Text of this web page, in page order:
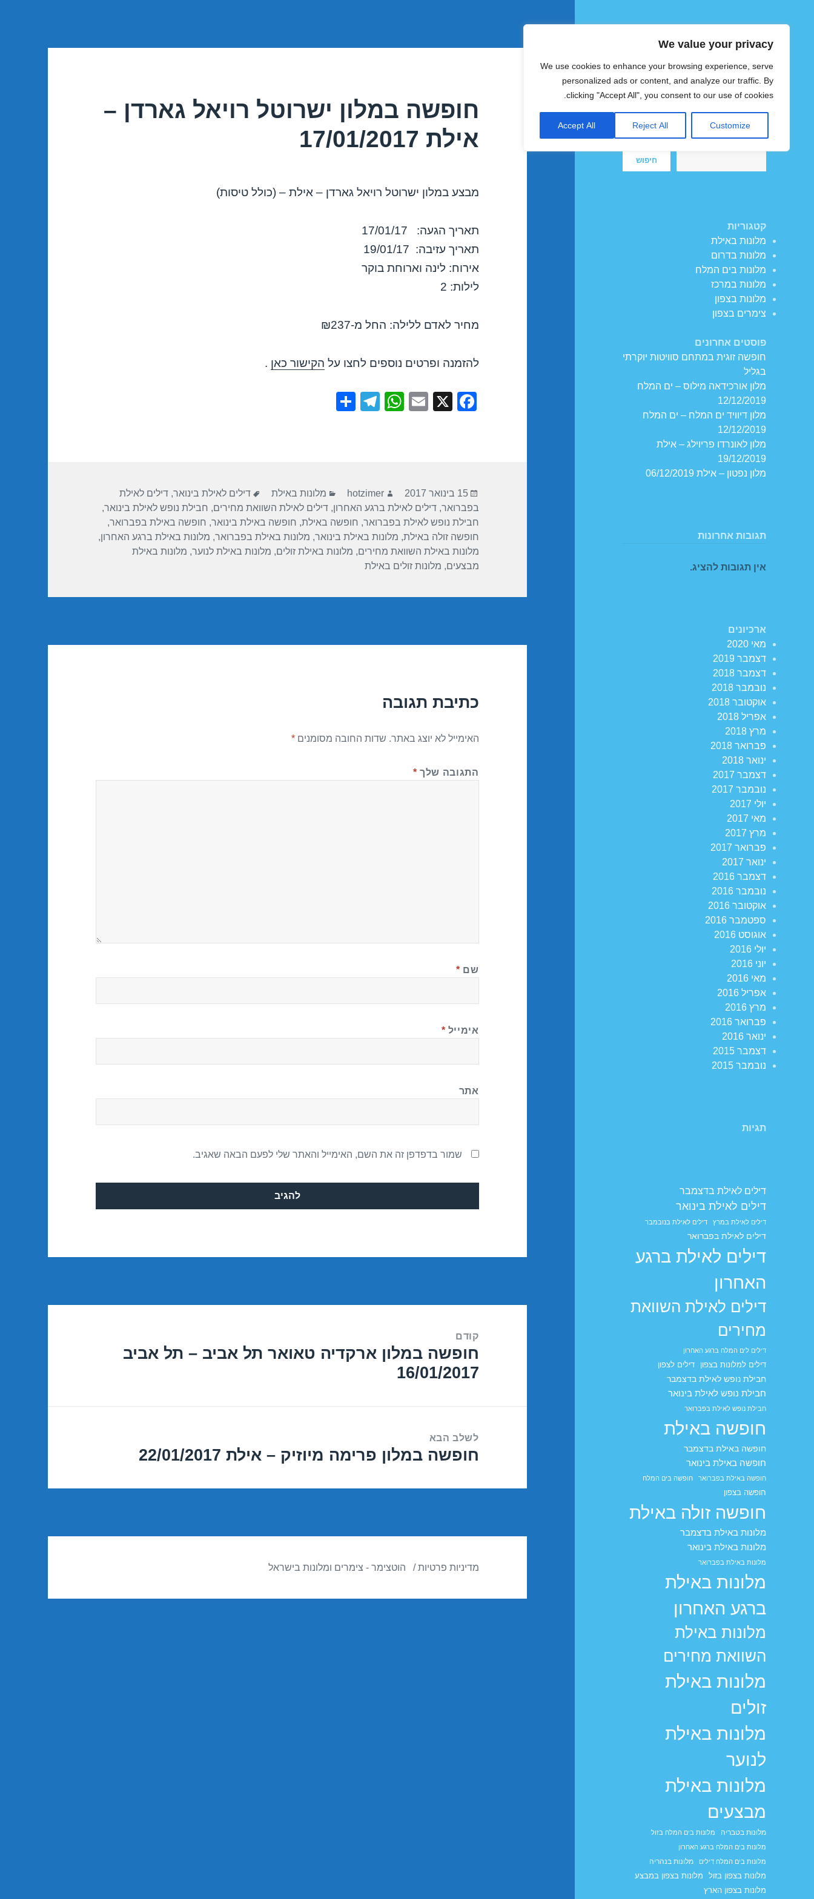
We value your privacy
We use cookies to enhance your browsing experience, serve
personalized ads or content, and analyze our traffic. By
clicking "Accept All", you consent to our use of cookies.
Customize
Reject All
Accept All
צימרים ומלונות זולים בישראל
חיפוש
חיפוש
קטגוריות
מלונות באילת
מלונות בדרום
מלונות בים המלח
מלונות במרכז
מלונות בצפון
צימרים בצפון
פוסטים אחרונים
חופשה זוגית במתחם סוויטות יוקרתי
בגליל
מלון אורכידאה מילוס – ים המלח
12/12/2019
מלון דיוויד ים המלח – ים המלח
12/12/2019
מלון לאונרדו פריוילג – אילת
19/12/2019
מלון נפטון – אילת 06/12/2019
תגובות אחרונות
אין תגובות להציג.
ארכיונים
מאי 2020
דצמבר 2019
דצמבר 2018
נובמבר 2018
אוקטובר 2018
אפריל 2018
מרץ 2018
פברואר 2018
ינואר 2018
דצמבר 2017
נובמבר 2017
יולי 2017
מאי 2017
מרץ 2017
פברואר 2017
ינואר 2017
דצמבר 2016
נובמבר 2016
אוקטובר 2016
ספטמבר 2016
אוגוסט 2016
יולי 2016
יוני 2016
מאי 2016
אפריל 2016
מרץ 2016
פברואר 2016
ינואר 2016
דצמבר 2015
נובמבר 2015
תגיות
דילים לאילת בדצמבר
דילים לאילת בינואר
דילים לאילת במרץ דילים לאילת בנובמבר
דילים לאילת בפברואר
דילים לאילת ברגע
האחרון
דילים לאילת השוואת
מחירים
דילים לים המלח ברגע האחרון
דילים למלונות בצפון דילים לצפון
חבילת נופש לאילת בדצמבר
חבילת נופש לאילת בינואר
חבילת נופש לאילת בפברואר
חופשה באילת
חופשה באילת בדצמבר
חופשה באילת בינואר
חופשה באילת בפברואר חופשה בים המלח
חופשה בצפון
חופשה זולה באילת
מלונות באילת בדצמבר
מלונות באילת בינואר
מלונות באילת בפברואר
מלונות באילת
ברגע האחרון
מלונות באילת
השוואת מחירים
מלונות באילת
זולים
מלונות באילת
לנוער
מלונות באילת
מבצעים
מלונות בטבריה
מלונות בים המלח בזול
מלונות בים המלח ברגע האחרון
מלונות בים המלח דילים
מלונות בנהריה
מלונות בצפון בזול
מלונות בצפון במבצע
מלונות בצפון הארץ
חופשה במלון ישרוטל רויאל גארדן –
אילת 17/01/2017
מבצע במלון ישרוטל רויאל גארדן – אילת – (כולל טיסות)
תאריך הגעה: 17/01/17
תאריך עזיבה: 19/01/17
אירוח: לינה וארוחת בוקר
לילות: 2
מחיר לאדם ללילה: החל מ-₪237
להזמנה ופרטים נוספים לחצו על הקישור כאן .
F
o
o
k
X
E
W
p
p
T
m
פורסם
בתאריך
15 בינואר 2017 מחבר
hotzimer קטגוריות
מלונות באילת תגיות
דילים לאילת בינואר,דילים לאילת
בפברואר,דילים לאילת ברגע האחרון,דילים לאילת השוואת מחירים, חבילת נופש לאילת בינואר,
חבילת נופש לאילת בפברואר, חופשה באילת, חופשה באילת בינואר, חופשה באילת בפברואר,
חופשה זולה באילת, מלונות באילת בינואר, מלונות באילת בפברואר, מלונות באילת ברגע האחרון,
מלונות באילת השוואת מחירים, מלונות באילת זולים, מלונות באילת לנוער, מלונות באילת
מבצעים, מלונות זולים באילת
כתיבת תגובה
האימייל לא יוצג באתר. שדות החובה מסומנים*
התגובה שלך *
שם *
אימייל *
אתר
שמור בדפדפן זה את השם, האימייל והאתר שלי לפעם הבאה שאגיב.
קודם
הפוסט
הקודם:
חופשה במלון ארקדיה טאואר תל אביב – תל אביב
16/01/2017
לשלב הבא
הפוסט
חופשה במלון פרימה מיוזיק – אילת 22/01/2017
מדיניות פרטיות הוטצימר - צימרים ומלונות בישראל